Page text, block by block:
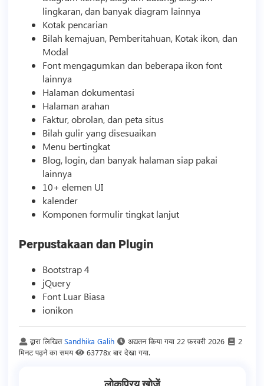
lingkaran, dan banyak diagram lainnya
Kotak pencarian
Bilah kemajuan, Pemberitahuan, Kotak ikon, dan
Modal
Font mengagumkan dan beberapa ikon font
lainnya
Halaman dokumentasi
Halaman arahan
Faktur, obrolan, dan peta situs
Bilah gulir yang disesuaikan
Menu bertingkat
Blog, login, dan banyak halaman siap pakai
lainnya
10+ elemen UI
kalender
Komponen formulir tingkat lanjut
Perpustakaan dan Plugin
Bootstrap 4
jQuery
Font Luar Biasa
ionikon
द्वारा लिखितSandhika Galih अद्यतन किया गया 22 फ़रवरी 2026
2
मिनट पढ़ने का समय
63778x बार देखा गया.